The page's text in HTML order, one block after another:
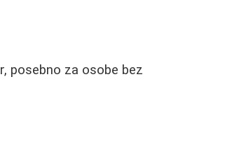
posebno za osobe bez